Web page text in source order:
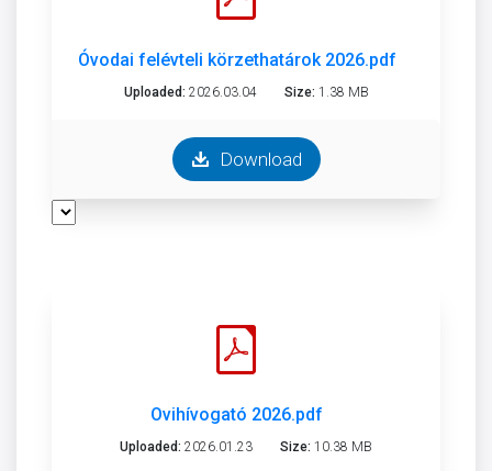
Óvodai felévteli körzethatárok 2026.pdf
Uploaded: 2026.03.04 Size: 1.38 MB
Download
Ovihívogató 2026.pdf
Uploaded: 2026.01.23 Size: 10.38 MB